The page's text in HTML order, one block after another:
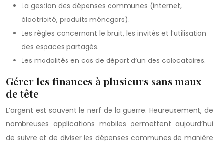
La gestion des dépenses communes (internet,
électricité, produits ménagers).
Les règles concernant le bruit, les invités et l’utilisation
des espaces partagés.
Les modalités en cas de départ d’un des colocataires.
Gérer les finances à plusieurs sans maux
de tête
L’argent est souvent le nerf de la guerre. Heureusement, de
nombreuses applications mobiles permettent aujourd’hui
de suivre et de diviser les dépenses communes de manière